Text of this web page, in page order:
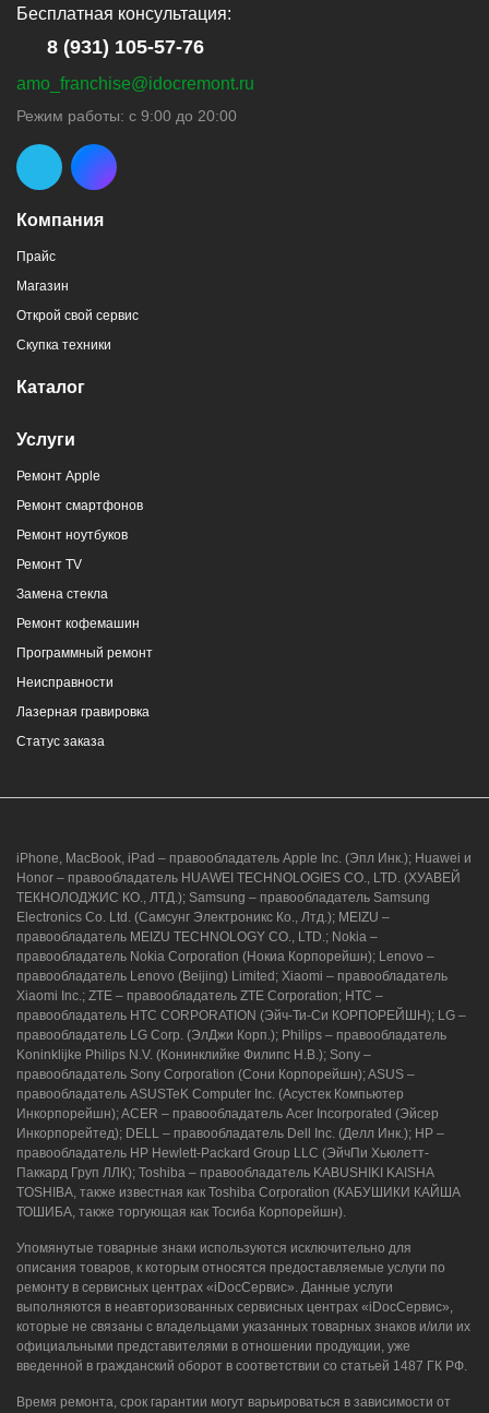
Компания
Прайс
Магазин
Открой свой сервис
Скупка техники
Каталог
Услуги
Ремонт Apple
Ремонт смартфонов
Ремонт ноутбуков
Ремонт TV
Замена стекла
Ремонт кофемашин
Программный ремонт
Неисправности
Лазерная гравировка
Статус заказа
Бесплатная консультация:
8 (931) 105-57-76
amo_franchise@idocremont.ru
Режим работы: с 9:00 до 20:00
iPhone, MacBook, iPad – правообладатель Apple Inc. (Эпл Инк.); Huawei и
Honor – правообладатель HUAWEI TECHNOLOGIES CO., LTD. (ХУАВЕЙ
ТЕКНОЛОДЖИС КО., ЛТД.); Samsung – правообладатель Samsung
Electronics Co. Ltd. (Самсунг Электроникс Ко., Лтд.); MEIZU –
правообладатель MEIZU TECHNOLOGY CO., LTD.; Nokia –
правообладатель Nokia Corporation (Нокиа Корпорейшн); Lenovo –
правообладатель Lenovo (Beijing) Limited; Xiaomi – правообладатель
Xiaomi Inc.; ZTE – правообладатель ZTE Corporation; HTC –
правообладатель HTC CORPORATION (Эйч-Ти-Си КОРПОРЕЙШН); LG –
правообладатель LG Corp. (ЭлДжи Корп.); Philips – правообладатель
Koninklijke Philips N.V. (Конинклийке Филипс Н.В.); Sony –
правообладатель Sony Corporation (Сони Корпорейшн); ASUS –
правообладатель ASUSTeK Computer Inc. (Асустек Компьютер
Инкорпорейшн); ACER – правообладатель Acer Incorporated (Эйсер
Инкорпорейтед); DELL – правообладатель Dell Inc. (Делл Инк.); HP –
правообладатель HP Hewlett-Packard Group LLC (ЭйчПи Хьюлетт-
Паккард Груп ЛЛК); Toshiba – правообладатель KABUSHIKI KAISHA
TOSHIBA, также известная как Toshiba Corporation (КАБУШИКИ КАЙША
ТОШИБА, также торгующая как Тосиба Корпорейшн).
Упомянутые товарные знаки используются исключительно для
описания товаров, к которым относятся предоставляемые услуги по
ремонту в сервисных центрах «iDocСервис». Данные услуги
выполняются в неавторизованных сервисных центрах «iDocСервис»,
которые не связаны с владельцами указанных товарных знаков и/или их
официальными представителями в отношении продукции, уже
введенной в гражданский оборот в соответствии со статьей 1487 ГК РФ.
Время ремонта, срок гарантии могут варьироваться в зависимости от